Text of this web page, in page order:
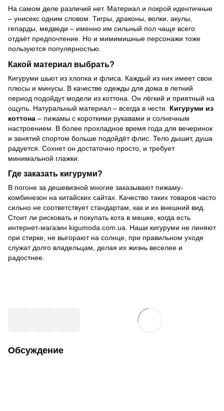
На самом деле различий нет. Материал и покрой идентичные
– унисекс одним словом. Тигры, драконы, волки, акулы,
гепарды, медведи – именно им сильный пол чаще всего
отдаёт предпочтение. Но и мимимишные персонажи тоже
пользуются популярностью.
Какой материал выбрать?
Кигуруми шьют из хлопка и флиса. Каждый из них имеет свои
плюсы и минусы. В качестве одежды для дома в летний
период подойдут модели из коттона. Он лёгкий и приятный на
ощупь. Натуральный материал – всегда в чести. Кигуруми из
коттона – пижамы с короткими рукавами и солнечным
настроением. В более прохладное время года для вечеринок
и занятий спортом больше подойдёт флис. Тело дышит, душа
радуется. Сохнет он достаточно просто, и требует
минимальной глажки.
Где заказать кигуруми?
В погоне за дешевизной многие заказывают пижаму-
комбинезон на китайских сайтах. Качество таких товаров часто
сильно не соответствует стандартам, как и их внешний вид.
Стоит ли рисковать и покупать кота в мешке, когда есть
интернет-магазин kigumoda.com.ua. Наши кигуруми не линяют
при стирке, не выгорают на солнце, при правильном уходе
служат долго владельцам, делая их жизнь веселее и
радостнее.
Обсуждение